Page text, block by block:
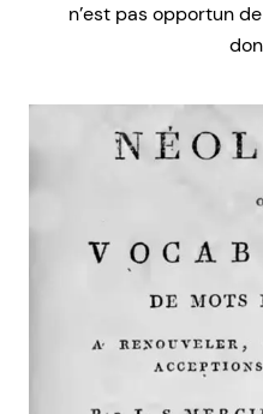
n’est pas opportun